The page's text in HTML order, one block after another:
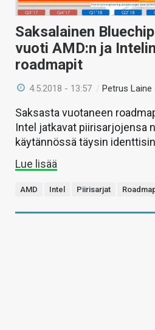
HAKU
Saksalainen
vuoti AMD:n ja
roadmapit
4.5.2018 - 13:57 /Petrus Laine
Saksasta vuotaneen
Intel jatkavat piirisarjojensa
käytännössä täysin
Lue lisää
AMD Intel Piirisarjat